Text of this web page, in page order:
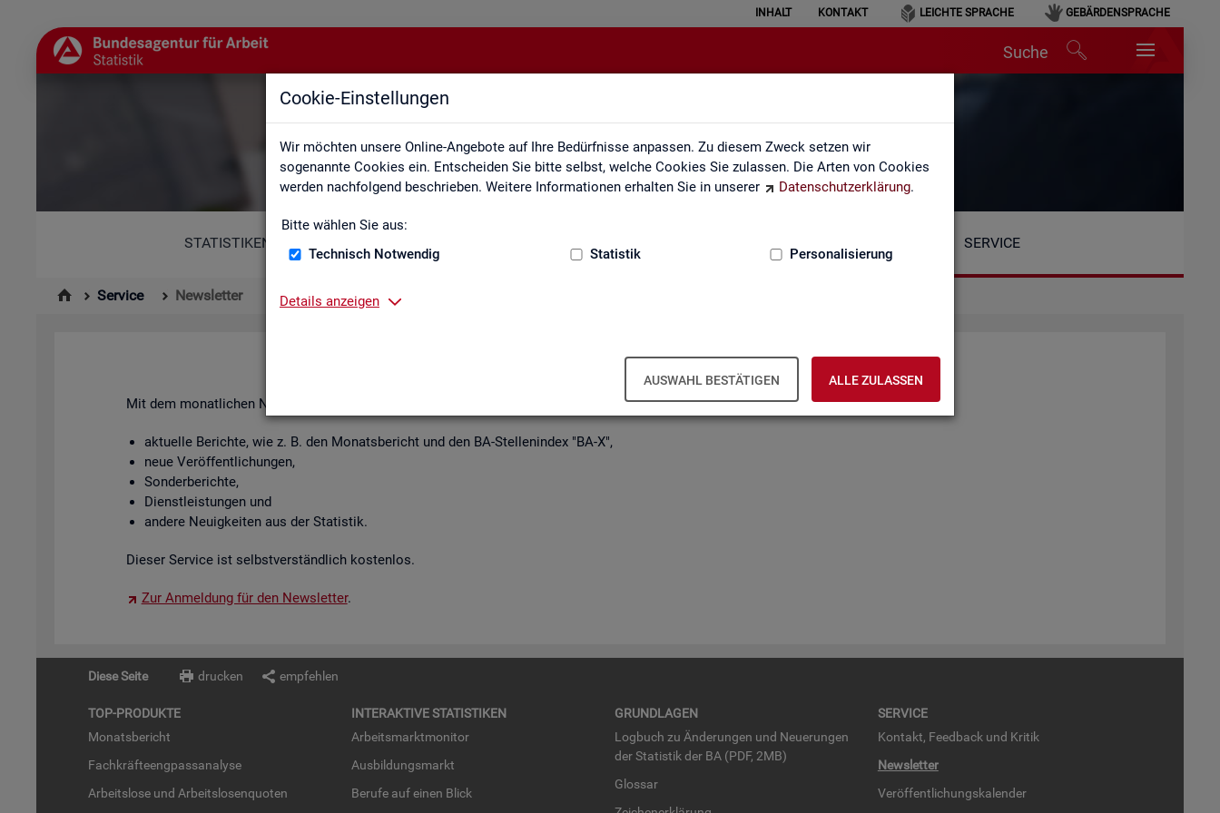
Cookie-Einstellungen
Wir möchten unsere Online-Angebote auf Ihre Bedürfnisse anpassen. Zu diesem Zweck setzen wir
sogenannte Cookies ein. Entscheiden Sie bitte selbst, welche Cookies Sie zulassen. Die Arten von Cookies
werden nachfolgend beschrieben. Weitere Informationen erhalten Sie in unserer
Datenschutzerklärung.
Bitte wählen Sie aus:
Technisch Notwendig
Statistik Personalisierung
Details anzeigen
AUSWAHL BESTÄTIGEN ALLE ZULASSEN
INHALT KONTAKT LEICHTE SPRACHE GEBÄRDENSPRACHE
Suche
Newsletter
STATISTIKEN SERVICE
Service Newsletter
News­let­ter Sta­tis­tik und Ar­beits­markt­be­richt­erstat­tung der BA
Mit dem mo­nat­li­chen News­let­ter in­for­mie­ren wir Sie über ver­schie­de­ne The­men und ak­tu­el­le Ent­wick­lun­gen.
ak­tu­el­le Be­rich­te, wie z. B. den Mo­nats­be­richt und den BA-Stel­len­in­dex "BA-X",
neue Ver­öf­fent­li­chun­gen,
Son­der­be­rich­te,
Dienst­leis­tun­gen und
an­de­re Neu­ig­kei­ten aus der Sta­tis­tik.
Die­ser Ser­vice ist selbst­ver­ständ­lich kos­ten­los.
Zur An­mel­dung für den News­let­ter.
Diese Seite drucken empfehlen
TOP-PRO­DUK­TE
Mo­nats­be­richt
Fach­kräf­te­eng­pass­ana­ly­se
Ar­beits­lo­se und Ar­beits­lo­sen­quo­ten
IN­TER­AK­TI­VE STA­TIS­TI­KEN
Ar­beits­markt­mo­ni­tor
Aus­bil­dungs­markt
Be­ru­fe auf einen Blick
GRUND­LA­GEN
Log­buch zu Än­de­run­gen und Neue­run­gen
der Sta­tis­tik der BA (PDF, 2MB)
Glos­sar
SER­VICE
Kon­takt, Feed­back und Kri­tik
News­let­ter
Ver­öf­fent­li­chungs­ka­len­der